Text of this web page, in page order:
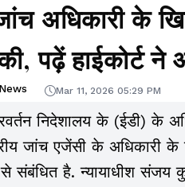
अधिकारी के
की, पढ़ें हाईकोर्ट
Mar 11, 2026 05:29 PM
निदेशालय के (ईडी) के
जांच एजेंसी के अधिकारी के
से संबंधित है. न्यायाधीश संजय